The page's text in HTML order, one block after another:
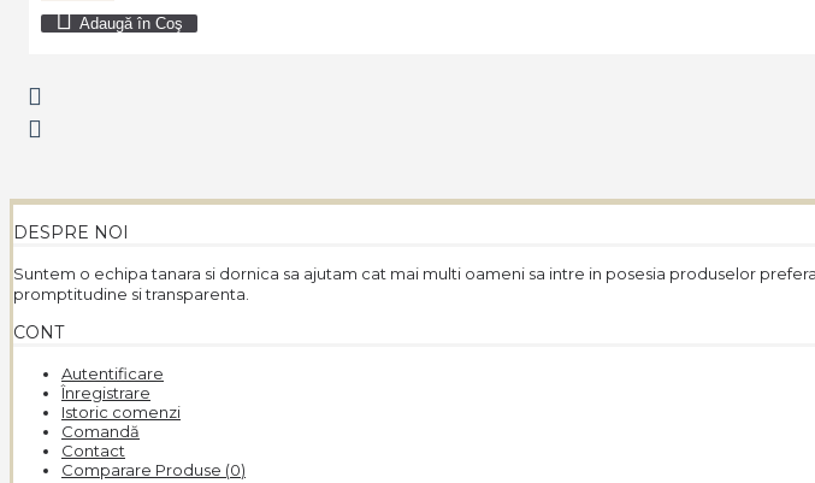
Adaugă în Coş
DESPRE NOI
Suntem o echipa tanara si dornica sa ajutam cat mai multi oameni sa intre in posesia produselor
promptitudine si transparenta.
CONT
Autentificare
Înregistrare
Istoric comenzi
Comandă
Contact
Comparare Produse (0)